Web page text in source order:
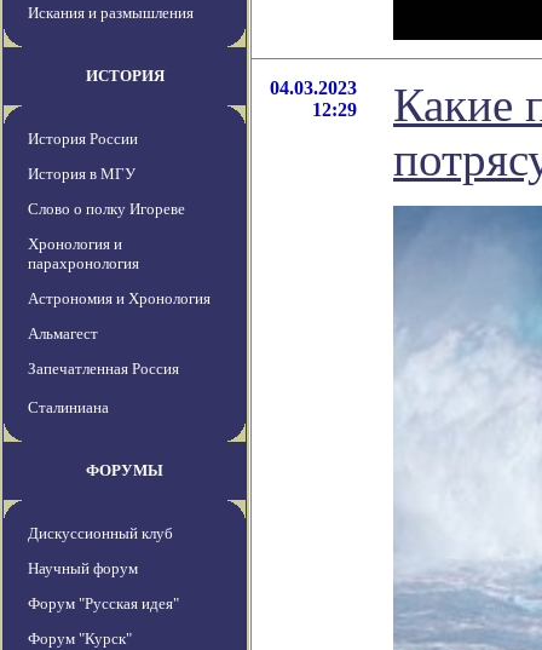
Искания и размышления
ИСТОРИЯ
История России
История в МГУ
Слово о полку Игореве
Хронология и
парахронология
Астрономия и Хронология
Альмагест
Запечатленная Россия
Сталиниана
ФОРУМЫ
Дискуссионный клуб
Научный форум
Форум "Русская идея"
Форум "Курск"
04.03.2023
12:29
Какие